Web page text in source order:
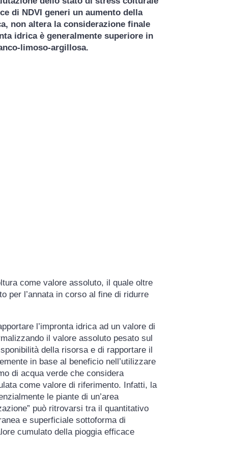
di NDVI generi un aumento della
non altera la considerazione finale
idrica è generalmente superiore in
limoso-argillosa.
come valore assoluto, il quale oltre
per l’annata in corso al fine di ridurre
l’impronta idrica ad un valore di
il valore assoluto pesato sul
della risorsa e di rapportare il
in base al beneficio nell’utilizzare
di acqua verde che considera
come valore di riferimento. Infatti, la
le piante di un’area
può ritrovarsi tra il quantitativo
e superficiale sottoforma di
cumulato della pioggia efficace